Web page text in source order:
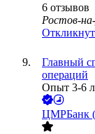
6 отзывов
Ростов-
Главный
операций
Опыт 3-6
ЦМРБанк